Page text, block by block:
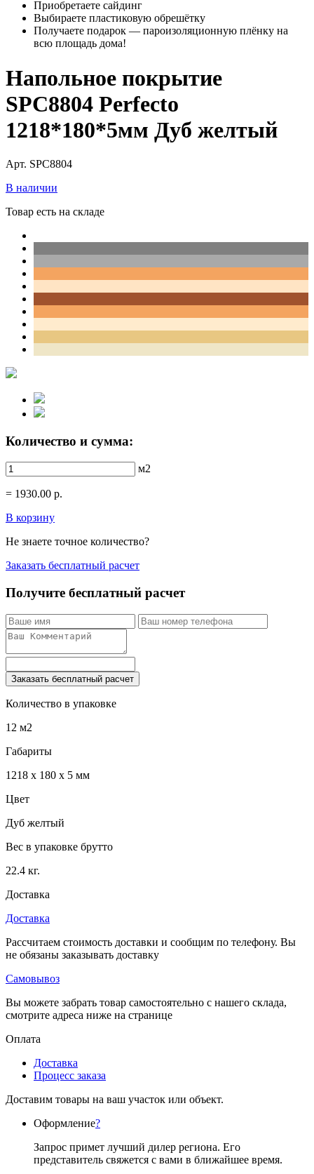
Приобретаете сайдинг
Выбираете пластиковую обрешётку
Получаете подарок — пароизоляционную плёнку на
всю площадь дома!
Напольное покрытие
SPC8804 Perfecto
1218*180*5мм Дуб желтый
Арт. SPC8804
В наличии
Товар есть на складе
Количество и сумма:
м2
= 1930.00 р.
В корзину
Не знаете точное количество?
Заказать бесплатный расчет
Получите бесплатный расчет
Заказать бесплатный расчет
Количество в упаковке
12 м2
Габариты
1218 x 180 x 5 мм
Цвет
Дуб желтый
Вес в упаковке брутто
22.4 кг.
Доставка
Доставка
Рассчитаем стоимость доставки и сообщим по телефону. Вы
не обязаны заказывать доставку
Самовывоз
Вы можете забрать товар самостоятельно с нашего склада,
смотрите адреса ниже на странице
Оплата
Доставка
Процесс заказа
Доставим товары на ваш участок или объект.
Оформление?
Запрос примет лучший дилер региона. Его
представитель свяжется с вами в ближайшее время.